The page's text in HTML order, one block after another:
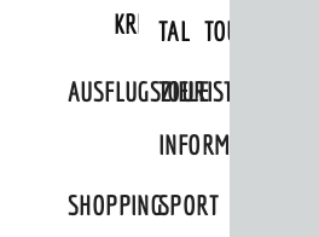
KRIEGERDENKMAL
TAL TOUR
AUSFLUGSZIELE
TOURIST
INFORMATION
SHOPPINGSPORT